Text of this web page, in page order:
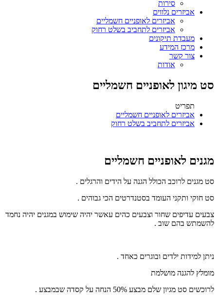
סירות
אביזרים נלווים
אביזרים לאופניים חשמליים
אביזרים לתחביב בשלט רחוק
מעבדת תיקונים
מרכז המידע
צור קשר
אודות
סט מיגון לאופניים חשמליים
תפריט
אביזרים לאופניים חשמליים
אביזרים לתחביב בשלט רחוק
מגנים לאופניים חשמליים
סט מגנים לרוכב הכולל הגנה על הידים והרגלים .
סט חוקי ותקני העומד בסטנדרטים הכי גבוהים .
צבעים עדיפים שחור וצבעים כהים עאשר יהיה שימוש במגנים יהיה נחמד
להשמתש בהם שוב .
ניתן למידות ילדים ובוגרים כאחד .
מומלץ להגנה מושלמת
לרוכשים סט מגיון שלם מבצע 50% הנחה על קסדה שבמבצע .